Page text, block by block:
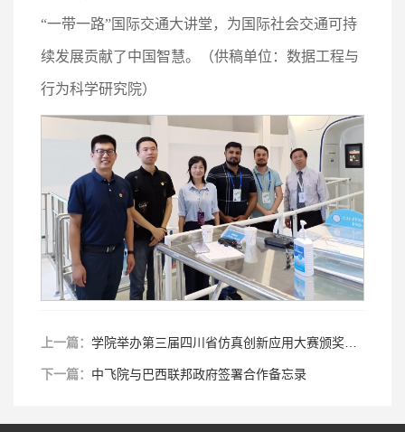
“一带一路”国际交通大讲堂，为国际社会交通可持
续发展贡献了中国智慧。（供稿单位： 数据工程与
行为科学研究院）
上一篇： 学院举办第三届四川省仿真创新应用大赛颁奖典礼暨仿真技术研讨会
下一篇： 中飞院与巴西联邦政府签署合作备忘录